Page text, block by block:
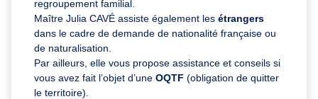
regroupement familial.
Maître Julia CAVÉ assiste également les étrangers
dans le cadre de demande de nationalité française ou
de naturalisation.
Par ailleurs, elle vous propose assistance et conseils si
vous avez fait l’objet d’une OQTF (obligation de quitter
le territoire).